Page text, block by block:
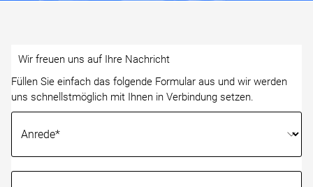
Wir freuen uns auf Ihre Nachricht
Füllen Sie einfach das folgende Formular aus und wir werden
uns schnellstmöglich mit Ihnen in Verbindung setzen.